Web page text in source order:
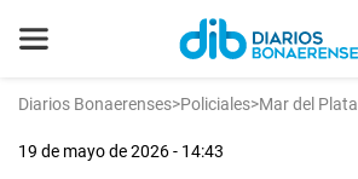
Diarios Bonaerenses>Policiales>Mar del Plata
19 de mayo de 2026 - 14:43